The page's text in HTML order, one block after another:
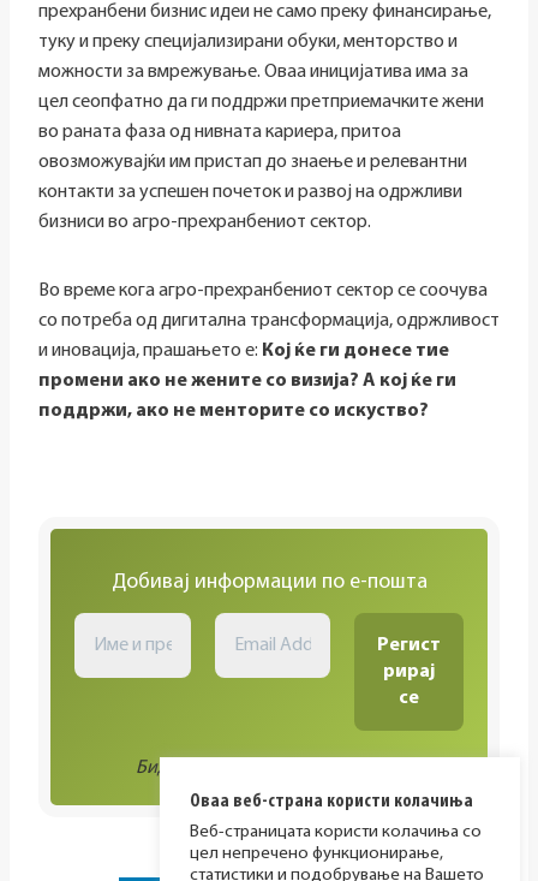
прехранбени бизнис идеи не само преку финансирање,
туку и преку специјализирани обуки, менторство и
можности за вмрежување. Оваа иницијатива има за
цел сеопфатно да ги поддржи претприемачките жени
во раната фаза од нивната кариера, притоа
овозможувајќи им пристап до знаење и релевантни
контакти за успешен почеток и развој на одржливи
бизниси во агро-прехранбениот сектор.
Во време кога агро-прехранбениот сектор се соочува
со потреба од дигитална трансформација, одржливост
и иновација, прашањето е: Кој ќе ги донесе тие
промени ако не жените со визија? А кој ќе ги
поддржи, ако не менторите со искуство?
Добивај информации по е-пошта
Биди во тек со сите активности!
Оваа веб-страна користи колачиња
Веб-страницата користи колачиња со
цел непречено функционирање,
статистики и подобрување на Вашето